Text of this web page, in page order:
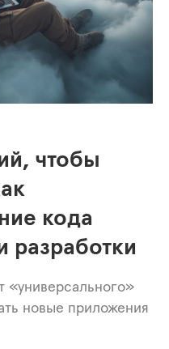
чтобы
кода
разработки
«универсального»
новые приложения